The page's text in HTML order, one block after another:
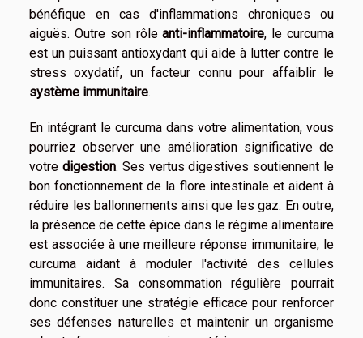
bénéfique en cas d'inflammations chroniques ou
aiguës. Outre son rôleanti-inflammatoire, le curcuma
est un puissant antioxydant qui aide à lutter contre le
stress oxydatif, un facteur connu pour affaiblir le
système immunitaire.
En intégrant le curcuma dans votre alimentation, vous
pourriez observer une amélioration significative de
votre digestion. Ses vertus digestives soutiennent le
bon fonctionnement de la flore intestinale et aident à
réduire les ballonnements ainsi que les gaz. En outre,
la présence de cette épice dans le régime alimentaire
est associée à une meilleure réponse immunitaire, le
curcuma aidant à moduler l'activité des cellules
immunitaires. Sa consommation régulière pourrait
donc constituer une stratégie efficace pour renforcer
ses défenses naturelles et maintenir un organisme